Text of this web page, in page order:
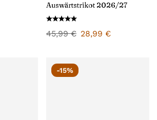
Auswärtstrikot 2026/27
45,99€ 28,99 €
-15%